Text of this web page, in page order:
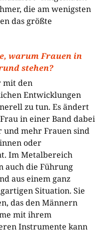
die am wenigsten
das größte
warum Frauen in
stehen?
mit den
Entwicklungen
zu tun. Es ändert
in einer Band dabei
und mehr Frauen sind
oder
Im Metalbereich
auch die Führung
aus einem ganz
Situation. Sie
das den Männern
mit ihrem
Instrumente kann